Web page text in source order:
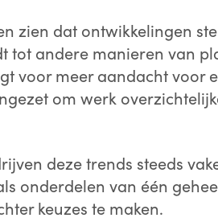
zien dat ontwikkelingen
tot andere manieren van
voor meer aandacht voor
om werk
deze trends steeds
onderdelen van één
keuzes te maken.